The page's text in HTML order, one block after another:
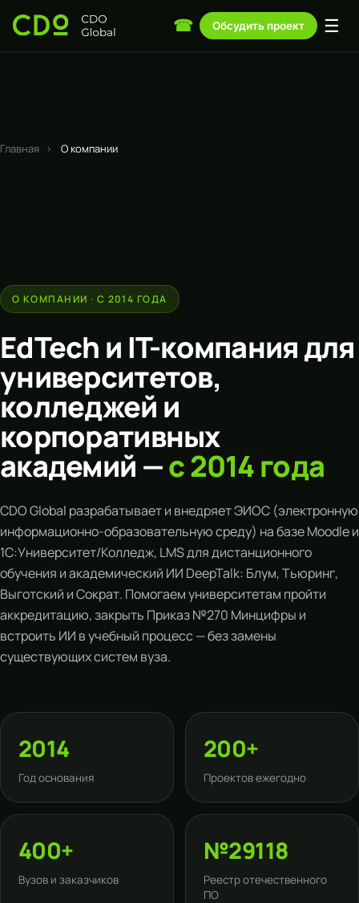
☎ Обсудить проект ☰
Главная › О компании
О КОМПАНИИ · С 2014 ГОДА
EdTech и IT-компания для
университетов,
колледжей и
корпоративных
академий —с 2014 года
CDO Global разрабатывает и внедряет ЭИОС (электронную
информационно-образовательную среду) на базе Moodle и
1С:Университет/Колледж, LMS для дистанционного
обучения и академический ИИ DeepTalk: Блум,Тьюринг,
Выготский иСократ. Помогаем университетам пройти
аккредитацию, закрыть Приказ №270 Минцифры и
встроить ИИ в учебный процесс — без замены
существующих систем вуза.
2014
Год основания
200+
Проектов ежегодно
400+
Вузов и заказчиков
№29118
Реестр отечественного
ПО